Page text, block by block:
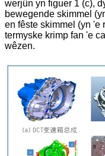
werjûn yn figuer 1 (c),
bewegende skimmel
en fêste skimmel (yn 'e
termyske krimp fan 'e
wêzen.